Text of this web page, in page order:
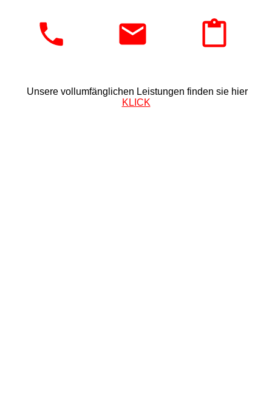
Unsere vollumfänglichen Leistungen finden sie hier
KLICK